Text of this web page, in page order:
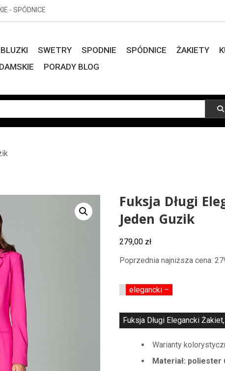
- SPÓDNICE
BLUZKI SWETRY SPODNIE SPÓDNICE ŻAKIETY
PORADY BLOG
Fuksja Długi
Jeden Guzik
279,00 zł
Poprzednia najniższa cena:
elegancki –
Fuksja Długi Elegancki
Warianty
Materiał: poliester